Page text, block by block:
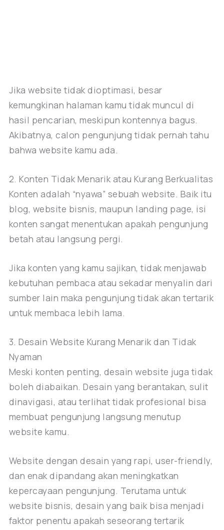
Jika website tidak dioptimasi, besar
kemungkinan halaman kamu tidak muncul di
hasil pencarian, meskipun kontennya bagus.
Akibatnya, calon pengunjung tidak pernah tahu
bahwa website kamu ada.
2. Konten Tidak Menarik atau Kurang Berkualitas
Konten adalah “nyawa” sebuah website. Baik itu
blog, website bisnis, maupun landing page, isi
konten sangat menentukan apakah pengunjung
betah atau langsung pergi.
Jika konten yang kamu sajikan, tidak menjawab
kebutuhan pembaca atau sekadar menyalin dari
sumber lain maka pengunjung tidak akan tertarik
untuk membaca lebih lama.
3. Desain Website Kurang Menarik dan Tidak
Nyaman
Meski konten penting, desain website juga tidak
boleh diabaikan. Desain yang berantakan, sulit
dinavigasi, atau terlihat tidak profesional bisa
membuat pengunjung langsung menutup
website kamu.
Website dengan desain yang rapi, user-friendly,
dan enak dipandang akan meningkatkan
kepercayaan pengunjung. Terutama untuk
website bisnis, desain yang baik bisa menjadi
faktor penentu apakah seseorang tertarik